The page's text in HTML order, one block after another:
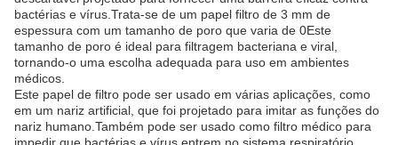
bactérias e vírus.Trata-se de um papel filtro de 3 mm de
espessura com um tamanho de poro que varia de 0Este
tamanho de poro é ideal para filtragem bacteriana e viral,
tornando-o uma escolha adequada para uso em ambientes
médicos.
Este papel de filtro pode ser usado em várias aplicações, como
em um nariz artificial, que foi projetado para imitar as funções do
nariz humano.Também pode ser usado como filtro médico para
impedir que bactérias e vírus entrem no sistema respiratório